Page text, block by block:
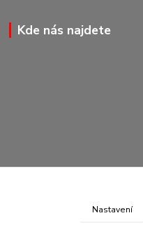
Kde nás najdete
Nastavení